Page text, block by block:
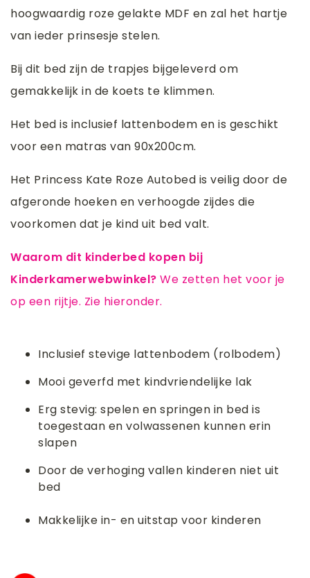
hoogwaardig roze gelakte MDF en zal het hartje
van ieder prinsesje stelen.
Bij dit bed zijn de trapjes bijgeleverd om
gemakkelijk in de koets te klimmen.
Het bed is inclusief lattenbodem en is geschikt
voor een matras van 90x200cm.
Het Princess Kate Roze Autobed is veilig door de
afgeronde hoeken en verhoogde zijdes die
voorkomen dat je kind uit bed valt.
Waarom dit kinderbed kopen bij
Kinderkamerwebwinkel? We zetten het voor je
op een rijtje. Zie hieronder.
Inclusief stevige lattenbodem (rolbodem)
Mooi geverfd met kindvriendelijke lak
Erg stevig: spelen en springen in bed is
toegestaan en volwassenen kunnen erin
slapen
Door de verhoging vallen kinderen niet uit
bed
Makkelijke in- en uitstap voor kinderen